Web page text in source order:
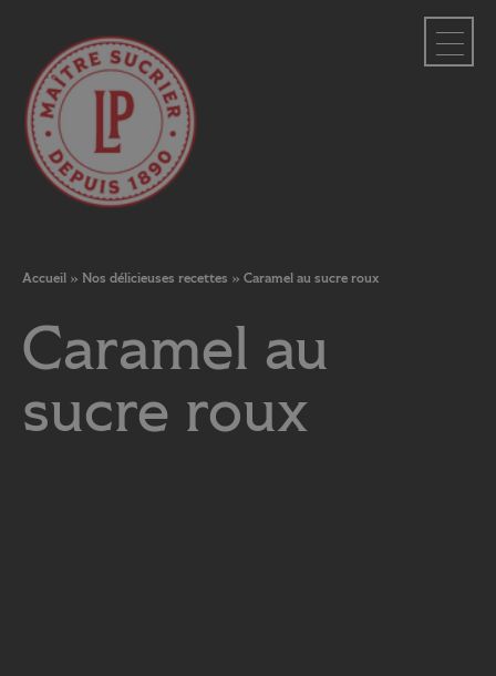
Accueil » Nos délicieuses recettes » Caramel au sucre roux
Caramel au
sucre roux